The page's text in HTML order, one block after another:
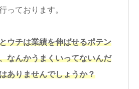
っております。
ウチは業績を伸ばせるポテン
なんかうまくいってないんだ
ありませんでしょうか？